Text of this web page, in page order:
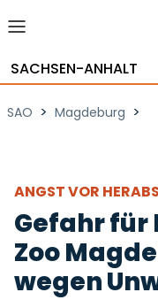
SACHSEN-ANHALT
SAO > Magdeburg >
ANGST VOR
Gefahr für
Zoo
wegen